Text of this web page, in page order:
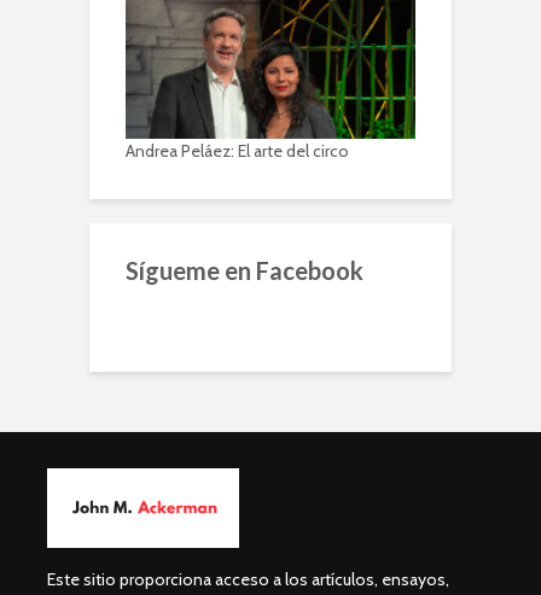
Andrea Peláez: El arte del circo
Sígueme en Facebook
Este sitio proporciona acceso a los artículos, ensayos,